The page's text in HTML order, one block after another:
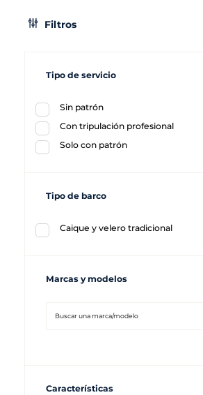
Filtros
Tipo de servicio
Sin patrón
Con tripulación profesional
Solo con patrón
Tipo de barco
Caique y velero tradicional
Marcas y modelos
Características